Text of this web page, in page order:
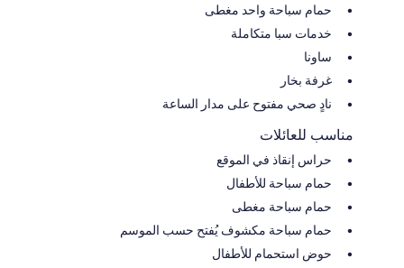
حمام سباحة واحد مغطى
خدمات سبا متكاملة
ساونا
غرفة بخار
نادٍ صحي مفتوح على مدار الساعة
مناسب للعائلات
حراس إنقاذ في الموقع
حمام سباحة للأطفال
حمام سباحة مغطى
حمام سباحة مكشوف يُفتح حسب الموسم
حوض استحمام للأطفال